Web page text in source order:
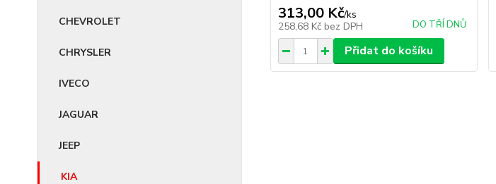
CHEVROLET
CHRYSLER
IVECO
JAGUAR
JEEP
KIA
313,00 Kč/ks
258,68 Kč bez DPH DO TŘÍ DNŮ
Přidat do košíku